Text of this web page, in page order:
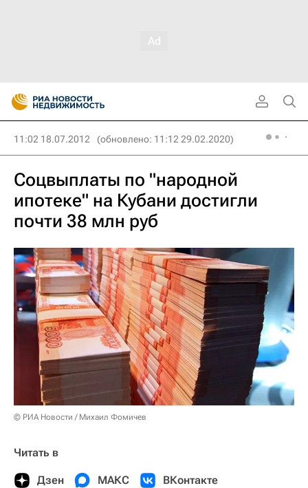
11:02 18.07.2012 (обновлено: 11:12 29.02.2020)
Соцвыплаты по "народной
ипотеке" на Кубани достигли
почти 38 млн руб
© РИА Новости / Михаил Фомичев
Читать в
Дзен МАКС ВКонтакте